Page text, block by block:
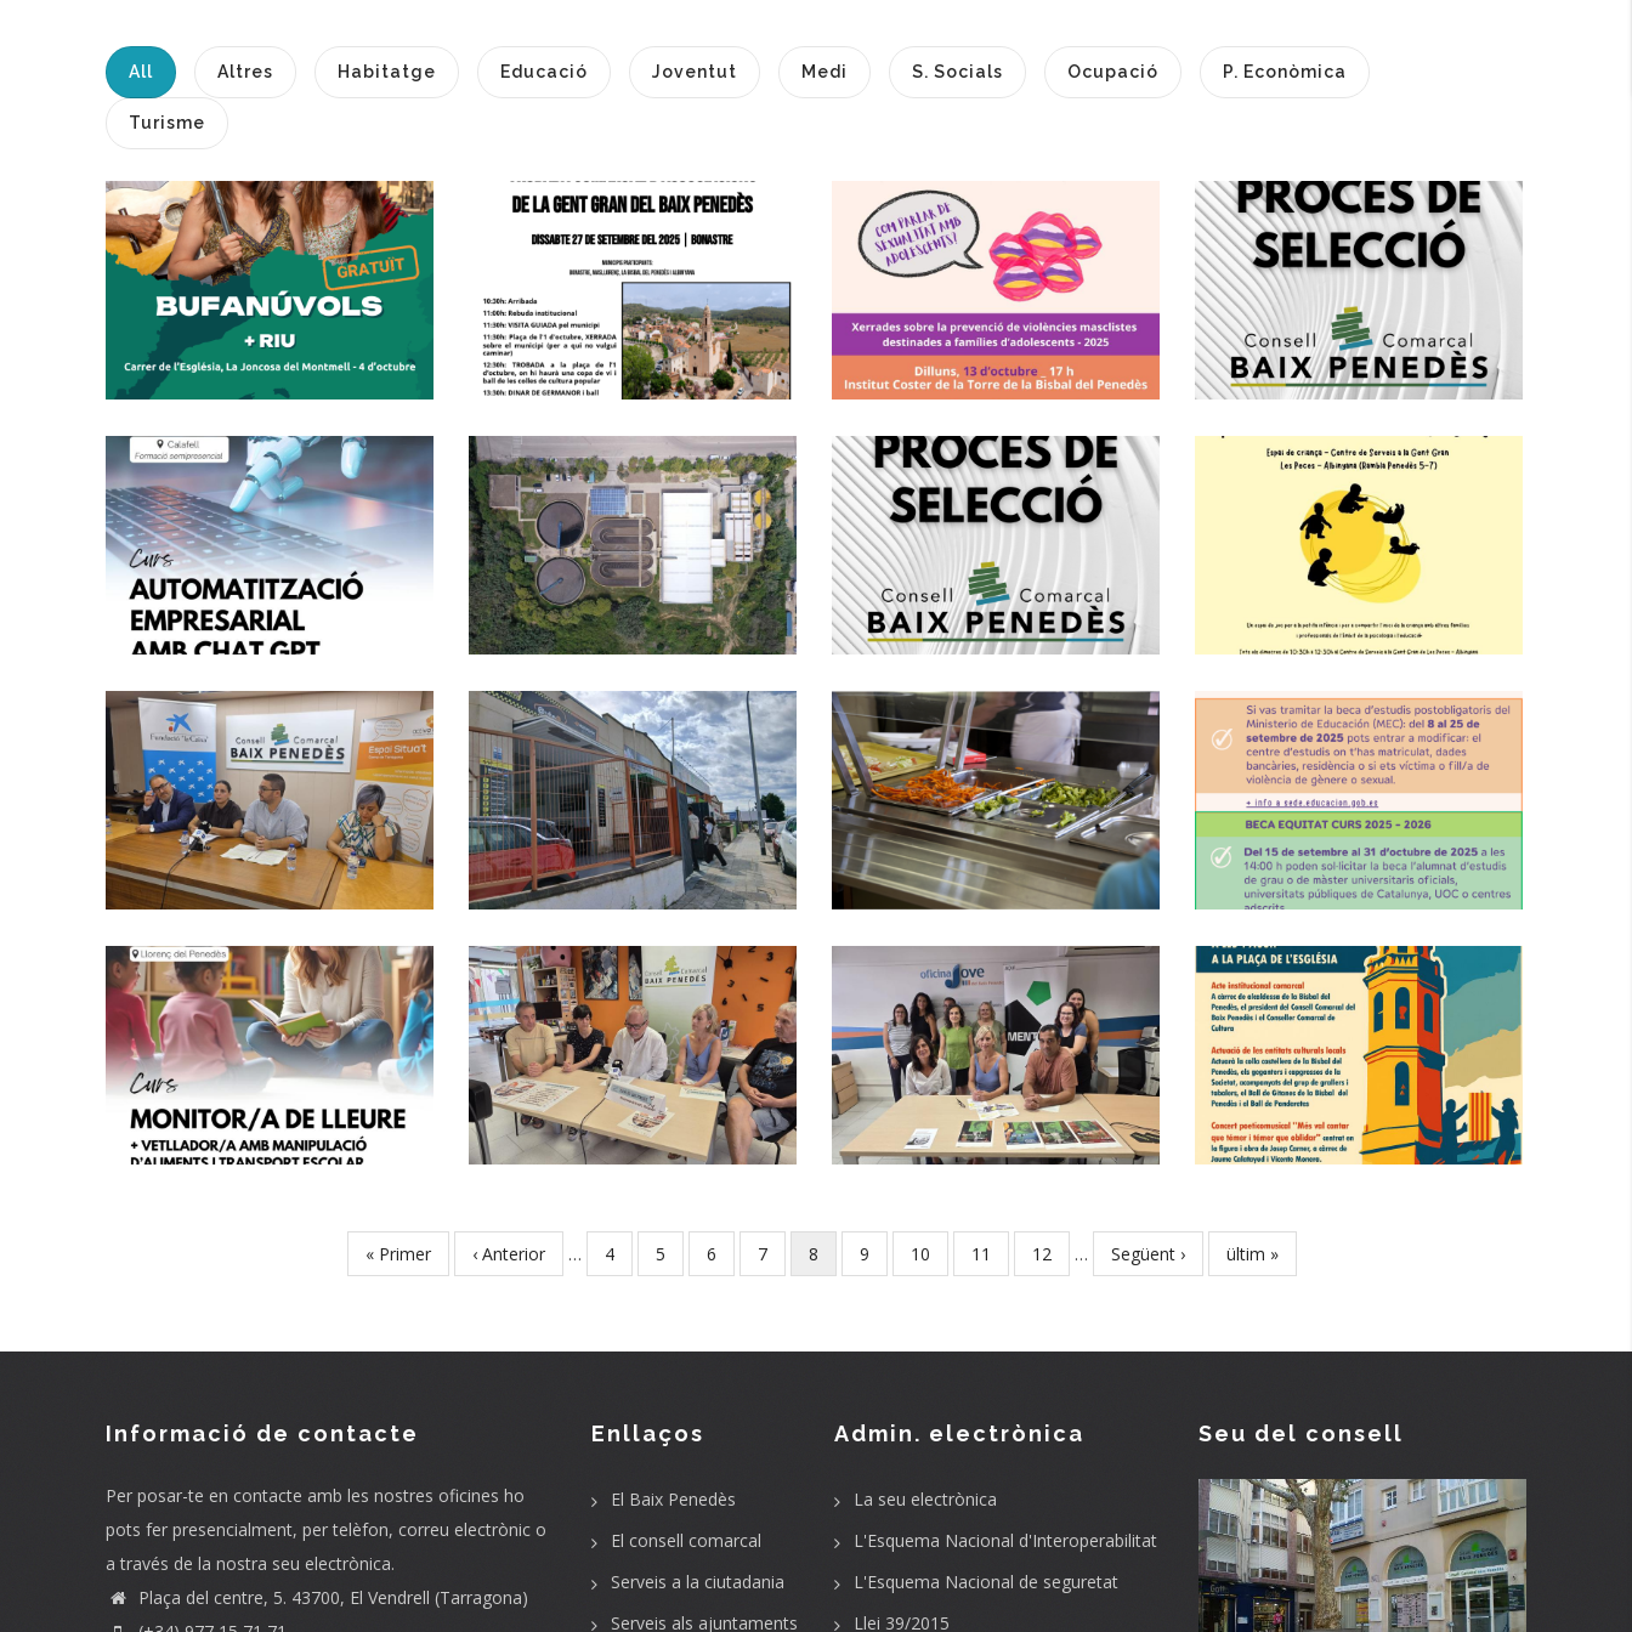
All Altres Habitatge Educació Joventut Medi S. Socials Ocupació P. Econòmica
Turisme
Bufanúvols I RIU
Porten Música
D’arrel I Balls
Populars A La
Joncosa Del
Montmell En El
Marc De Perifèria
Cultural
Altres
Trobada Comarcal
D’Associacions De
La Gent Gran Del
Baix Penedès A
Bonastre
S. socials
Continua
Treballant La
Prevenció De Les
Violències
Masclistes Entre
El Jovent Del Baix
Penedès
Joventut
Creació D'una
Borsa De Treball
D’enginyer/a,
Subescala
Tècnica, Grup A1
Nova Oportunitat
De Formació
Gratuïta Al Baix
Penedès!
Altres
📢 Inici De Les
Obres A L’EDAR
Cubelles - Cunit
Per A La Millora
Del Tractament
D’aigües
Medi
Mitjançant
Concurs Oposició
Lliure Per Cobrir
El Lloc
D'intervenció I
Constitució De
Borsa De Treball
L’Espai De Criança
Inicia Una Nova
Edició A Les
Peces
Educació,S. socials
El Baix Penedès
Comptarà Amb Un
Nou Espai Situa’t
Gràcies Al Suport
De La Fundació
“la Caixa” I
L’impuls Del
Consell Comarcal
S. socials
El CCBP Inicia Una
Informativa Als
Polígons
Industrials Per
Posar En Marxa La
Recollida Porta A
Porta De Paper I
Cartró
Medi
Curs Escolar Amb
Més De 3.600
Beques Menjador
Resoltes I 1.150
Sol·licituds De
Transport Escolar
INformació
Important:
Beques D’estudis
Postobligatoris
Curs 2025-2026
Educació,Joventut
Formació A
Llorenç Del
Penedès
Joventut
El Baix Penedès
Recupera La
Mostra De Teatre
Amateur Després
De 20 Anys Per
Fomentar La
Cultura A La
Comarca
Participa En El
Programa
Mentora Per
Lluitar Contra
L’abandonament
Escolar
Acte Comarcal De
Commemoració
De La Diada
Nacional De
Catalunya
Altres
First
page
« Primer
Previous
page
‹ Anterior … Page
4 Page
5 Page
6 Page
7
Current
page
8 Page
9 Page
10 Page
11 Page
12 …
Next
page
Següent ›
Last
page
ültim »
Informació de contacte
Per posar-te en contacte amb les nostres oficines ho
pots fer presencialment, per telèfon, correu electrònic o
a través de la nostra seu electrònica.
Plaça del centre, 5. 43700, El Vendrell (Tarragona)
Enllaços
El Baix Penedès
El consell comarcal
Serveis a la ciutadania
Serveis als ajuntaments
Admin. electrònica
La seu electrònica
L'Esquema Nacional d'Interoperabilitat
L'Esquema Nacional de seguretat
Llei 39/2015
Seu del consell